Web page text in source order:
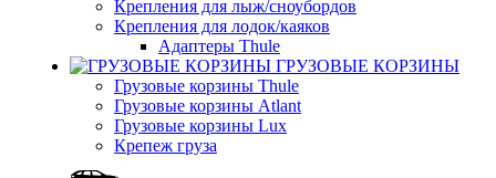
Крепления для лыж/сноубордов
Крепления для лодок/каяков
Адаптеры Thule
ГРУЗОВЫЕ КОРЗИНЫ
Грузовые корзины Thule
Грузовые корзины Atlant
Грузовые корзины Lux
Крепеж груза